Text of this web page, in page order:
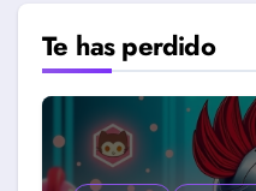
Te has perdido